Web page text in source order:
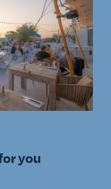
you